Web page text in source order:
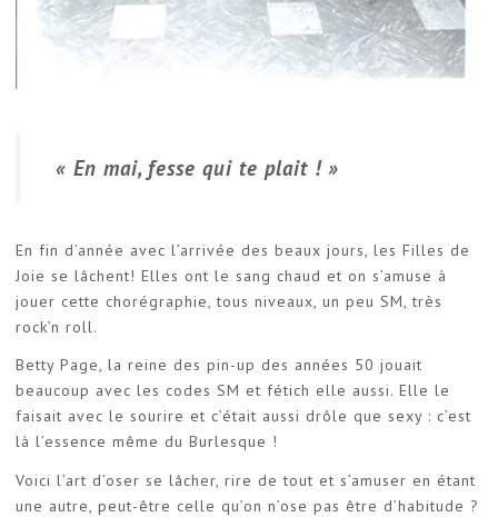
« En mai, fesse qui te plait ! »
En fin d’année avec l’arrivée des beaux jours, les Filles de
Joie se lâchent! Elles ont le sang chaud et on s’amuse à
jouer cette chorégraphie, tous niveaux, un peu SM, très
rock’n roll.
Betty Page, la reine des pin-up des années 50 jouait
beaucoup avec les codes SM et fétich elle aussi. Elle le
faisait avec le sourire et c’était aussi drôle que sexy : c’est
là l’essence même du Burlesque !
Voici l’art d’oser se lâcher, rire de tout et s’amuser en étant
une autre, peut-être celle qu’on n’ose pas être d’habitude ?